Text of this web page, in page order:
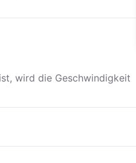
wird die Geschwindigkeit